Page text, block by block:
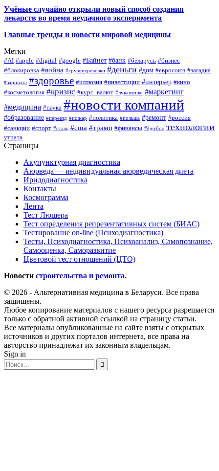
Учёные случайно открыли новый способ создания
лекарств во время неудачного эксперимента
Главные тренды и новости мировой медицины
Метки
#AI #apple #digital #google #Байнет #банк #беларусь #бизнес
#блокировка #война #грузоперевозки #деньги #дом #евросоюз #загадка
#зарплата #здоровье #иллюзия #инвестиции #интерьер #кино
#косметология #кризис #курс_валют #лукашенко #маркетинг
#медицина #наука #новости компаний
#образование #переезд #пожар #политика #польша #ремонт #россия
#санкции #спорт #сталь #сша #трамп #финансы #футбол технологии
утрата
Страницы
Акупунктурная диагностика
Аюрведа — индивидуальная аюрведическая диета
Иридодиагностика
Контакты
Космограмма
Лента
Тест Люшера
Тест определения репрезентативных систем (БИАС)
Тестирование on-line (Психодиагностика)
Тесты, Психодиагностика, Психоанализ, Самопознание,
Самооценка, Саморазвитие
Цветовой тест отношений (ЦТО)
Новости строительства и ремонта.
© 2026 - Альтернативная медицина в Беларуси. Все права
защищены.
Любое копирование материалов с нашего ресурса разрешается
только с обратной активной ссылкой на страницу статьи.
Все материалы опубликованные на сайте взяты с открытых
источников и других порталов интернета, все права на
авторство принадлежат их законным владельцам.
Sign in